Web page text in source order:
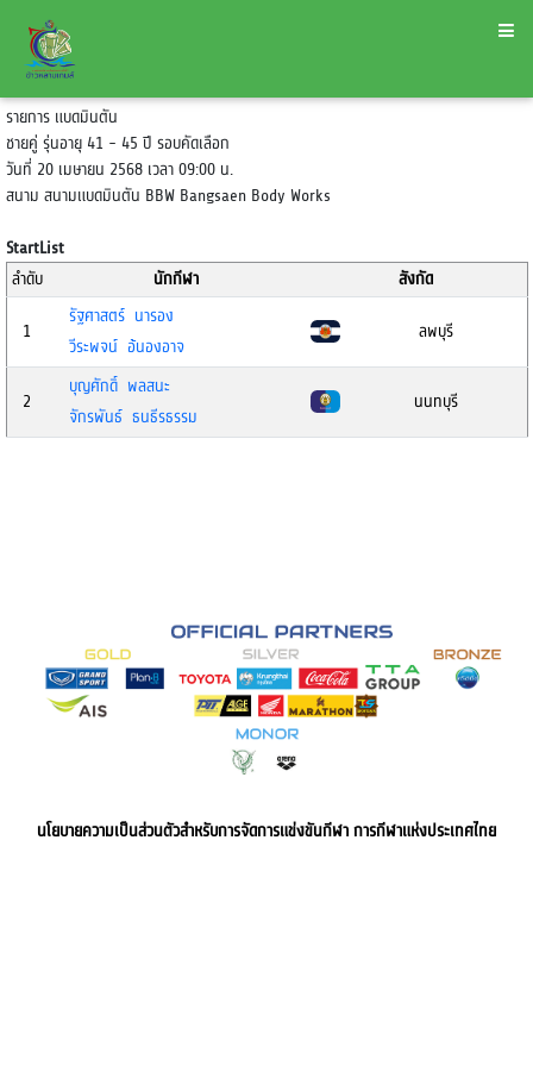
รายการ แบดมินตัน
ชายคู่ รุ่นอายุ 41 - 45 ปี รอบคัดเลือก
วันที่ 20 เมษายน 2568 เวลา 09:00 น.
สนาม สนามแบดมินตัน BBW Bangsaen Body Works
StartList
ลำดับ
นักกีฬา สังกัด
1
รัฐศาสตร์ นารอง
วีระพจน์ อ้นองอาจ
ลพบุรี
2
บุญศักดิ์ พลสนะ
จักรพันธ์ ธนธีรธรรม
นนทบุรี
นโยบายความเป็นส่วนตัวสำหรับการจัดการแข่งขันกีฬา การกีฬาแห่งประเทศไทย